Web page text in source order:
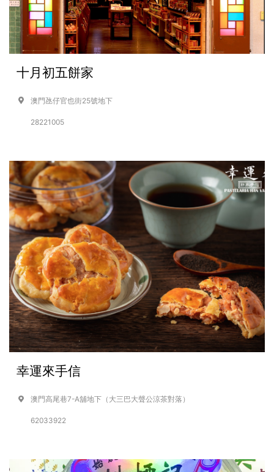
十月初五餅家
澳門氹仔官也街25號地下
28221005
幸運來手信
澳門高尾巷7-A舖地下（大三巴大聲公涼茶對落）
62033922